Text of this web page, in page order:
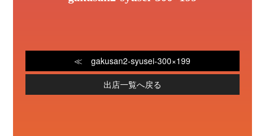
gakusan2-syusei-300×199
出店一覧へ戻る